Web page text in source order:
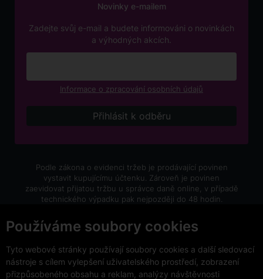
Používáme soubory cookies
Tyto webové stránky používají soubory cookies a další sledovací
nástroje s cílem vylepšení uživatelského prostředí, zobrazení
přizpůsobeného obsahu a reklam, analýzy návštěvnosti
Novinky e-mailem
Zadejte svůj e-mail a budete informováni o novinkách
a výhodných akcích.
Informace o zpracování osobních údajů
Podle zákona o evidenci tržeb je prodávající povinen
vystavit kupujícímu účtenku. Zároveň je povinen
zaevidovat přijatou tržbu u správce daně online, v případě
technického výpadku pak nejpozději do 48 hodin.
nápojů osobám mladším 18 let.